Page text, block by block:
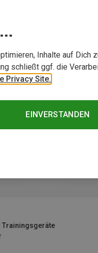
Trainingsgeräte
Inhalte auf Dich
schließt ggf. die
Privacy Site.
EINVERSTANDEN